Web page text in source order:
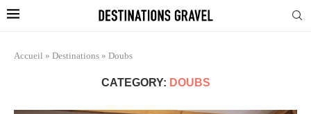
Accueil » Destinations » Doubs
CATEGORY: DOUBS